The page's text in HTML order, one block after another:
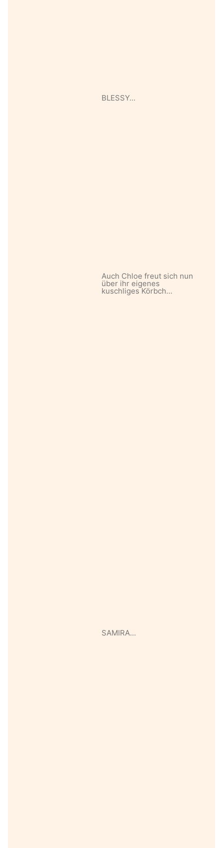
BLESSY…
Auch Chloe freut sich nun
über ihr eigenes
kuschliges Körbch…
SAMIRA…